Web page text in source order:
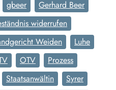
gbeer
Gerhard Beer
widerrufen
Weiden
Luhe
OTV
Prozess
Staatsanwältin
Syrer